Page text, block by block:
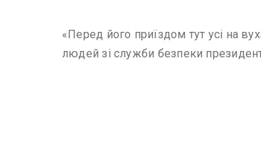
«Перед його приїздом тут усі на
людей зі служби безпеки